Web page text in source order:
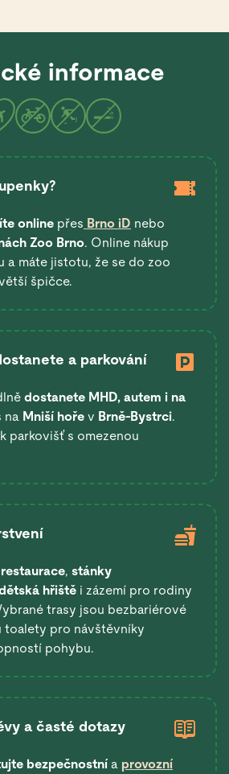
informace
online přes Brno iD nebo
Zoo Brno. Online nákup
a máte jistotu, že se do zoo
špičce.
a parkování
dostanete MHD, autem i na
na Mniší hoře v Brně-Bystrci.
parkovišť s omezenou
, stánky
hřiště i zázemí pro rodiny
trasy jsou bezbariérové
toalety pro návštěvníky
pohybu.
a časté dotazy
bezpečnostní a provozní